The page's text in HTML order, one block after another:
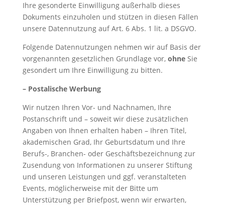
Ihre gesonderte Einwilligung außerhalb dieses
Dokuments einzuholen und stützen in diesen Fällen
unsere Datennutzung auf Art. 6 Abs. 1 lit. a DSGVO.
Folgende Datennutzungen nehmen wir auf Basis der
vorgenannten gesetzlichen Grundlage vor, ohneSie
gesondert um Ihre Einwilligung zu bitten.
– Postalische Werbung
Wir nutzen Ihren Vor- und Nachnamen, Ihre
Postanschrift und – soweit wir diese zusätzlichen
Angaben von Ihnen erhalten haben – Ihren Titel,
akademischen Grad, Ihr Geburtsdatum und Ihre
Berufs-, Branchen- oder Geschäftsbezeichnung zur
Zusendung von Informationen zu unserer Stiftung
und unseren Leistungen und ggf. veranstalteten
Events, möglicherweise mit der Bitte um
Unterstützung per Briefpost, wenn wir erwarten,